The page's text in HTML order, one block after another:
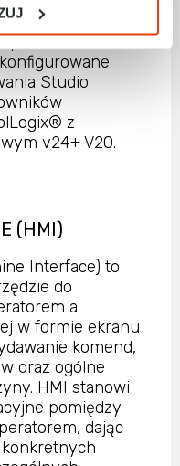
rozwiązań
i
Studio
z
v24+ V20.
(HMI)
Interface) to
do
a
w formie ekranu
komend,
oraz ogólne
HMI stanowi
pomiędzy
dając